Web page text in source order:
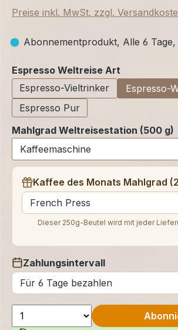
Preise inkl. MwSt. zzgl.
Abonnementprodukt, Alle 6 Tage,
Espresso Weltreise Art
Espresso-Vieltrinker
Espresso-
Espresso Pur
Mahlgrad Weltreisestation (500 g)
Kaffee des Monats Mahlgrad
auswählen
Dieser 250g-Beutel wird mit jeder
Zahlungsintervall
auswählen